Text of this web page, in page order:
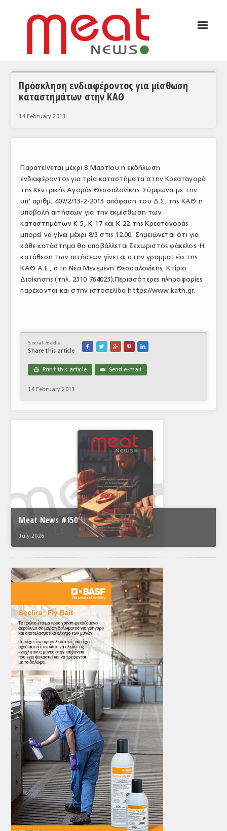
ΣΥΝΕΝΤΕΥΞΕΙΣ
ΘΕΜΑΤΑ
ΕΙΔΗΣΕΙΣ
ΕΥΡΩΠΑΪΚΕΣ ΑΠΟΦΑΣΕΙΣ
ΘΕΜΑΤΑ
ΑΝΑΛΥΣΕΙΣ
ΠΑΡΑΓΩΓΗ & ΕΜΠΟΡΙΑ
ΕΞΟΠΛΙΣΜΟΣ
ΥΠΗΡΕΣΙΕΣ
ΕΥΡΩΠΑΪΚΗ ΝΟΜΟΘΕΣΙΑ
ΑΡΧΕΙΟ ΤΕΥΧΩΝ
☰
Πρόσκληση ενδιαφέροντος για μίσθωση
καταστημάτων στην ΚΑΘ
14 February 2013
Παρατείνεται μέχρι 8 Μαρτίου η εκδήλωση
ενδιαφέροντος για τρία καταστήματα στην Κρεαταγορά
της Κεντρικής Αγοράς Θεσσαλονίκης. Σύμφωνα με την
υπ' αριθμ. 407/2/13-2-2013 απόφαση του Δ.Σ. της ΚΑΘ η
υποβολή αιτήσεων για την εκμίσθωση των
καταστημάτων Κ-5, Κ-17 και Κ-22 της Κρεαταγοράς
μπορεί να γίνει μέχρι 8/3 στις 12.00. Σημειώνεται ότι για
κάθε κατάστημα θα υποβάλλεται ξεχωριστός φάκελος. Η
κατάθεση των αιτήσεων γίνεται στην γραμματεία της
ΚΑΘ Α.Ε., στη Νέα Μενεμένη Θεσσαλονίκης, Κτίριο
Διοίκησης (τηλ. 2310 764023).Περισσότερες πληροφορίες
παρέχονται και στην ιστοσελίδα https://www.kath.gr.
Social media
Share this article
    
 Print this article ✉ Send e-mail
14 February 2013
Meat News #150
July 2026